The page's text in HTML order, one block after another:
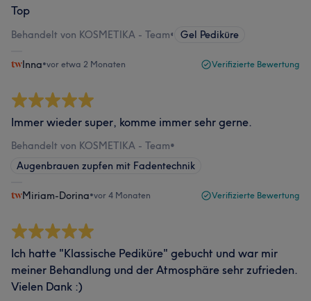
Top
Behandelt von KOSMETIKA - Team• Gel Pediküre
Inna•vor etwa 2 Monaten Verifizierte Bewertung
Immer wieder super, komme immer sehr gerne.
Behandelt von KOSMETIKA - Team•
Augenbrauen zupfen mit Fadentechnik
Miriam-Dorina•vor 4 Monaten Verifizierte Bewertung
Ich hatte "Klassische Pediküre" gebucht und war mir
meiner Behandlung und der Atmosphäre sehr zufrieden.
Vielen Dank :)